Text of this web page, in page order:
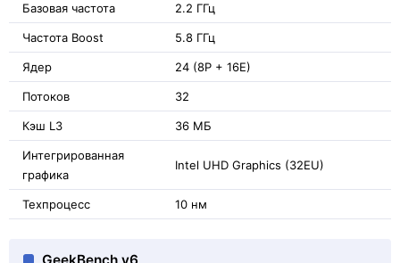
Базовая частота 2.2 ГГц
Частота Boost 5.8 ГГц
Ядер 24 (8P + 16E)
Потоков 32
Кэш L3 36 МБ
Интегрированная
графика
Intel UHD Graphics (32EU)
Техпроцесс 10 нм